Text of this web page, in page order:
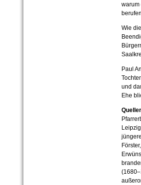
warum
Wie
Paul
und
Ehe